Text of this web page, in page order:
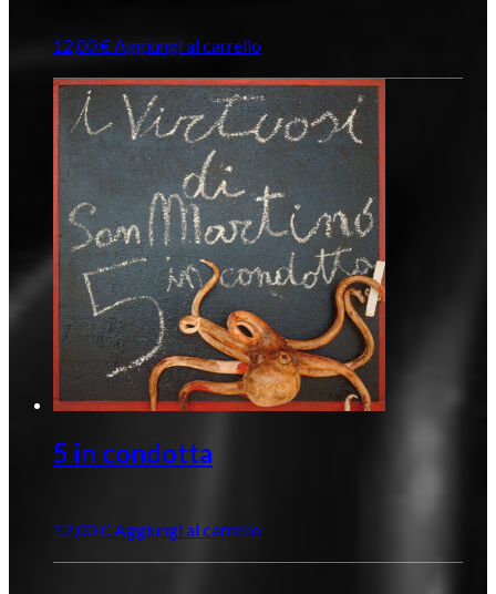
12,00€Aggiungi al carrello
5 in condotta
12,00€Aggiungi al carrello